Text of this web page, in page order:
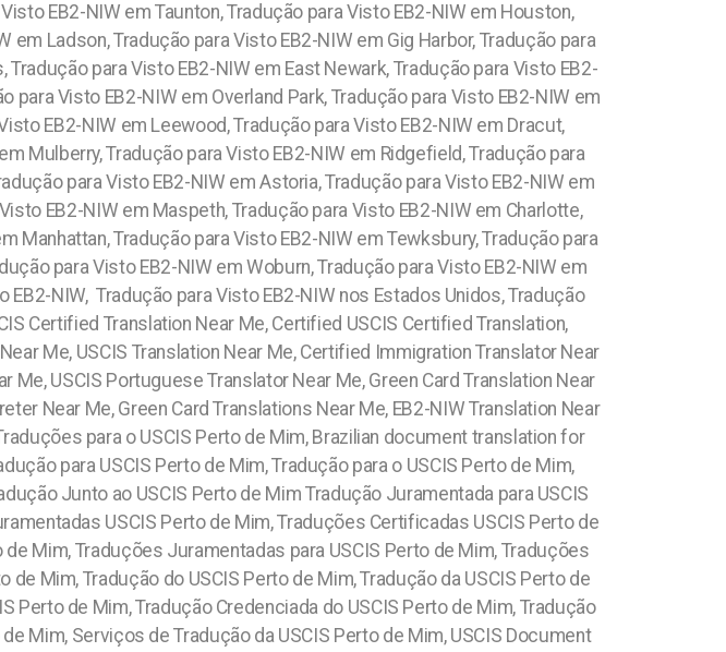
EB2-NIW em Taunton, Tradução para Visto EB2-NIW em Houston,
Ladson, Tradução para Visto EB2-NIW em Gig Harbor, Tradução para
para Visto EB2-NIW em East Newark, Tradução para Visto EB2-
Visto EB2-NIW em Overland Park, Tradução para Visto EB2-NIW em
EB2-NIW em Leewood, Tradução para Visto EB2-NIW em Dracut,
Mulberry, Tradução para Visto EB2-NIW em Ridgefield, Tradução para
para Visto EB2-NIW em Astoria, Tradução para Visto EB2-NIW em
EB2-NIW em Maspeth, Tradução para Visto EB2-NIW em Charlotte,
Manhattan, Tradução para Visto EB2-NIW em Tewksbury, Tradução para
para Visto EB2-NIW em Woburn, Tradução para Visto EB2-NIW em
EB2-NIW, Tradução para Visto EB2-NIW nos Estados Unidos, Tradução
Certified Translation Near Me, Certified USCIS Certified Translation,
Me, USCIS Translation Near Me, Certified Immigration Translator Near
USCIS Portuguese Translator Near Me, Green Card Translation Near
Near Me, Green Card Translations Near Me, EB2-NIW Translation Near
para o USCIS Perto de Mim, Brazilian document translation for
para USCIS Perto de Mim, Tradução para o USCIS Perto de Mim,
Junto ao USCIS Perto de Mim Tradução Juramentada para USCIS
USCIS Perto de Mim, Traduções Certificadas USCIS Perto de
Mim, Traduções Juramentadas para USCIS Perto de Mim, Traduções
Mim, Tradução do USCIS Perto de Mim, Tradução da USCIS Perto de
Perto de Mim, Tradução Credenciada do USCIS Perto de Mim, Tradução
Mim, Serviços de Tradução da USCIS Perto de Mim, USCIS Document